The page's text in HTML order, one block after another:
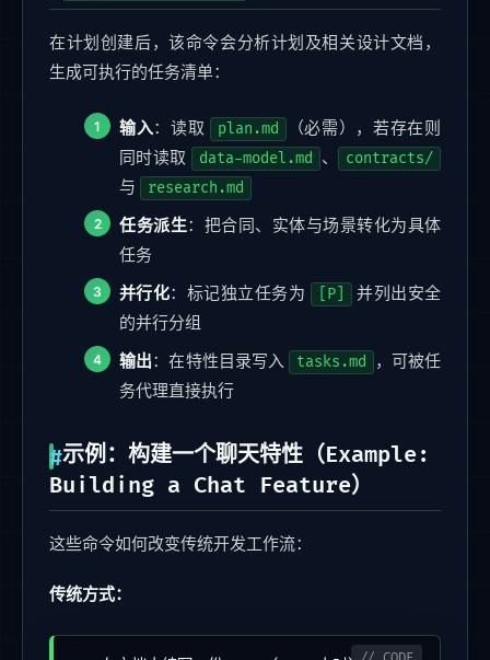
在计划创建后，该命令会分析计划及相关设计文档，
生成可执行的任务清单：
输入：读取 plan.md
（必需），若存在则
同时读取
data-model.md 、 contracts/
与 research.md
任务派生：把合同、实体与场景转化为具体
任务
并行化：标记独立任务为 [P]
并列出安全
的并行分组
输出：在特性目录写入 tasks.md
，可被任
务代理直接执行
示例：构建一个聊天特性（Example:
Building a Chat Feature）
这些命令如何改变传统开发工作流：
传统方式：